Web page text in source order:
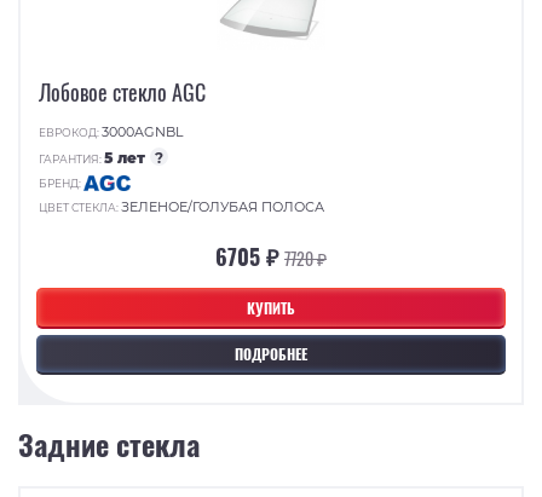
КУПИТЬ
ПОДРОБНЕЕ
Лобовое стекло AGC
ЕВРОКОД:3000AGNBL
ГАРАНТИЯ:5 лет ?
БРЕНД:
ЦВЕТ СТЕКЛА:ЗЕЛЕНОЕ/ГОЛУБАЯ ПОЛОСА
6705 ₽7720 ₽
Задние стекла